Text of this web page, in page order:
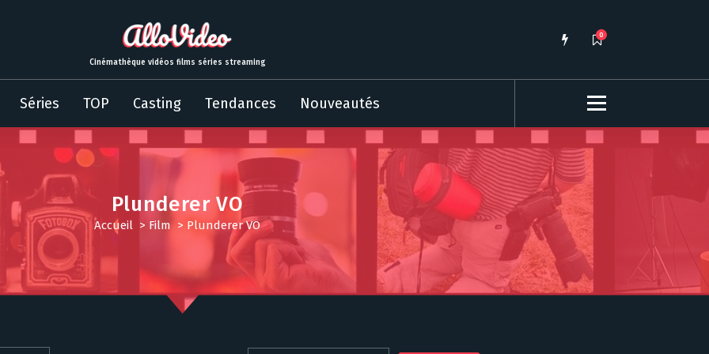
Cinémathèque vidéos films séries streaming
0
Séries TOP Casting Tendances Nouveautés
Plunderer VO
Accueil > Film> Plunderer VO